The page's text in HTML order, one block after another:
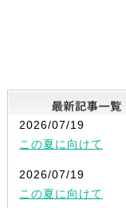
2026/07/19
この夏に向けて
2026/07/19
この夏に向けて